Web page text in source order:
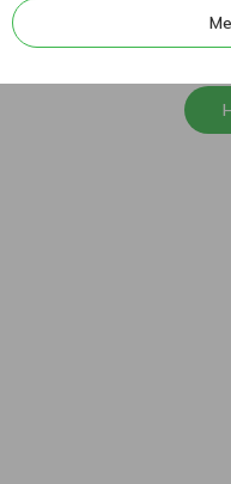
На жаль,